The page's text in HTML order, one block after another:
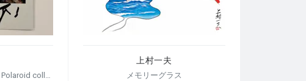
上村一夫
メモリーグラス